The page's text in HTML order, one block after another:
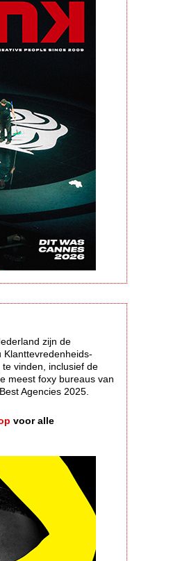
zijn de
Klanttevredenheids-
vinden, inclusief de
meest foxy bureaus van
Agencies 2025.
voor alle